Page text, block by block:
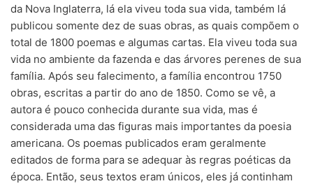
da Nova Inglaterra, lá ela viveu toda sua vida, também lá
publicou somente dez de suas obras, as quais compõem o
total de 1800 poemas e algumas cartas. Ela viveu toda sua
vida no ambiente da fazenda e das árvores perenes de sua
família. Após seu falecimento, a família encontrou 1750
obras, escritas a partir do ano de 1850. Como se vê, a
autora é pouco conhecida durante sua vida, mas é
considerada uma das figuras mais importantes da poesia
americana. Os poemas publicados eram geralmente
editados de forma para se adequar às regras poéticas da
época. Então, seus textos eram únicos, eles já continham